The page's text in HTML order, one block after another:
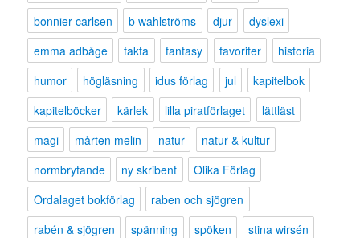
bonnier carlsen
b wahlströms djur
dyslexi
emma adbåge
fakta fantasy favoriter
historia
humor
högläsning idus förlag jul
kapitelbok
kapitelböcker
kärlek lilla piratförlaget
lättläst
magi
mårten melin natur
natur & kultur
normbrytande
ny skribent
Olika Förlag
Ordalaget bokförlag
raben och sjögren
rabén & sjögren
spänning spöken
stina wirsén